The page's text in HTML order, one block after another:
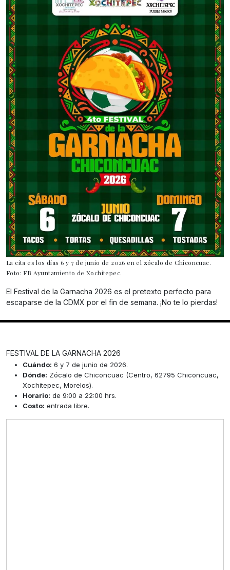
La cita es los días 6 y 7 de junio de 2026 en el zócalo de Chiconcuac.
Foto: FB Ayuntamiento de Xochitepec.
El Festival de la Garnacha 2026 es el pretexto perfecto para
escaparse de la CDMX por el fin de semana. ¡No te lo pierdas!
FESTIVAL DE LA GARNACHA 2026
Cuándo: 6 y 7 de junio de 2026.
Dónde: Zócalo de Chiconcuac (Centro, 62795 Chiconcuac,
Xochitepec, Morelos).
Horario: de 9:00 a 22:00 hrs.
Costo: entrada libre.